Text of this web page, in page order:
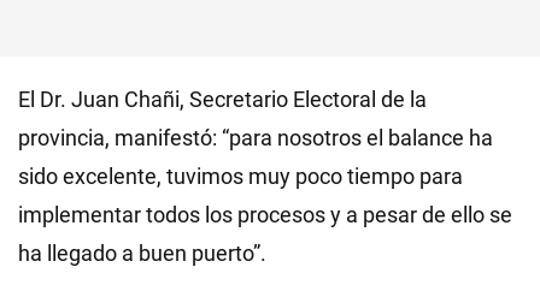
El Dr. Juan Chañi, Secretario Electoral de la
provincia, manifestó: “para nosotros el balance ha
sido excelente, tuvimos muy poco tiempo para
implementar todos los procesos y a pesar de ello se
ha llegado a buen puerto”.